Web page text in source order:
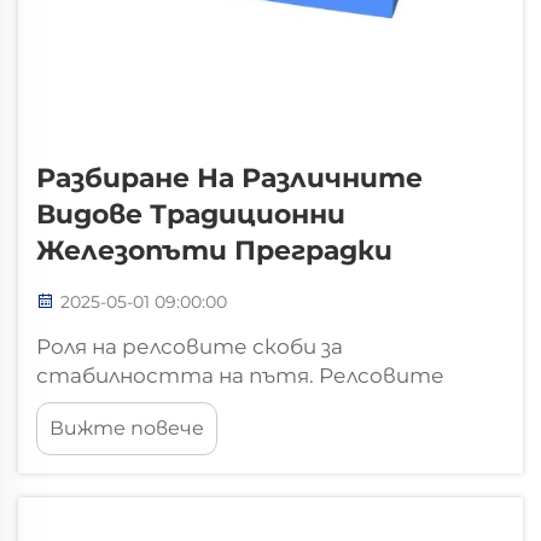
Разбиране На Различните
Видове Традиционни
Железопъти Преградки
2025-05-01 09:00:00
Роля на релсовите скоби за
стабилността на пътя. Релсовите
скоби имат наистина важна роля за
поддържането на стабилността и
безопасността на железопътните
Вижте повече